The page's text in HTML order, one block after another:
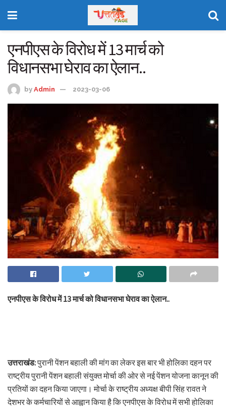
एनपीएस के विरोध में 13 मार्च को
विधानसभा घेराव का ऐलान..
by Admin 2023-03-06
एनपीएस के विरोध में 13 मार्च को विधानसभा घेराव का ऐलान..
उत्तराखंड:पुरानी पेंशन बहाली की मांग का लेकर इस बार भी होलिका दहन पर
राष्ट्रीय पुरानी पेंशन बहाली संयुक्त मोर्चा की ओर से नई पेंशन योजना कानून की
प्रतियों का दहन किया जाएगा। मोर्चा के राष्ट्रीय अध्यक्ष बीपी सिंह रावत ने
देशभर के कर्मचारियों से आह्वान किया है कि एनपीएस के विरोध में सभी होलिका